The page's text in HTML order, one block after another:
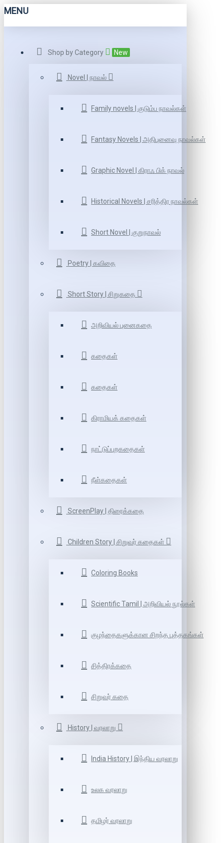
MENU
Shop by Category New
Novel | நாவல்
Family novels | குடும்ப நாவல்கள்
Fantasy Novels | அதிபுனைவு நாவல்கள்
Graphic Novel | கிராஃ பிக் நாவல்
Historical Novels | சரித்திர நாவல்கள்
Short Novel | குறுநாவல்
Poetry | கவிதை
Short Story | சிறுகதை
அறிவியல் புனைகதை
கதைகள்
கதைகள்
கிராமியக் கதைகள்
நாட்டுப்புறகதைகள்
நீள்கதைகள்
ScreenPlay | திரைக்கதை
Children Story | சிறுவர் கதைகள்
Coloring Books
Scientific Tamil | அறிவியல் நூல்கள்
குழந்தைகளுக்கான சிறந்த புத்தகங்கள்
சித்திரக்கதை
சிறுவர் கதை
History | வரலாறு
India History | இந்திய வரலாறு
உலக வரலாறு
தமிழர் வரலாறு